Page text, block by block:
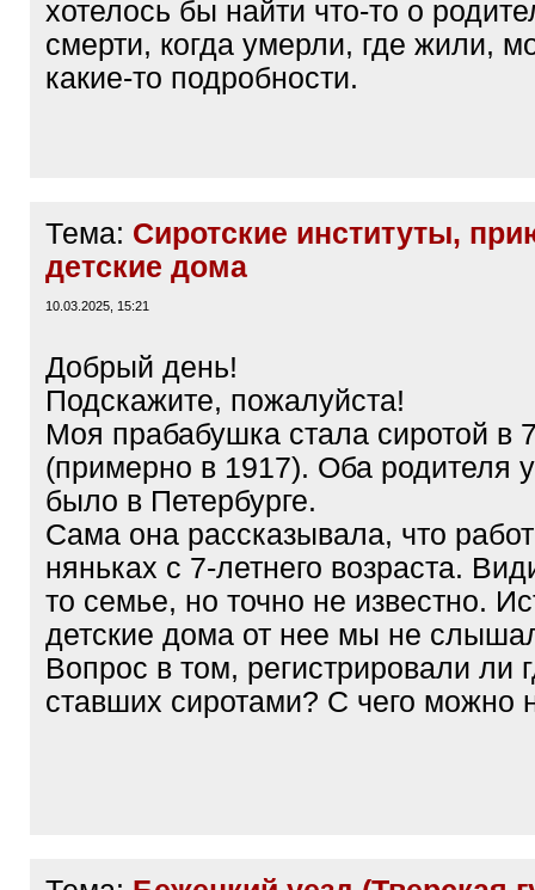
хотелось бы найти что-то о
смерти, когда умерли, где жили,
какие-то подробности.
Тема: Сиротские институты,
детские дома
10.03.2025, 15:21
Добрый день!
Подскажите, пожалуйста!
Моя прабабушка стала сиротой в
(примерно в 1917). Оба родителя
было в Петербурге.
Сама она рассказывала, что
няньках с 7-летнего возраста.
то семье, но точно не известно.
детские дома от нее мы не
Вопрос в том, регистрировали ли
ставших сиротами? С чего можно